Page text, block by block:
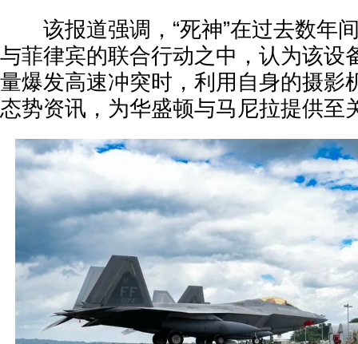
该报道强调，“死神”在过去数年
与菲律宾的联合行动之中，认为该设
量爆发高速冲突时，利用自身的摄影
态势资讯，为华盛顿与马尼拉提供至